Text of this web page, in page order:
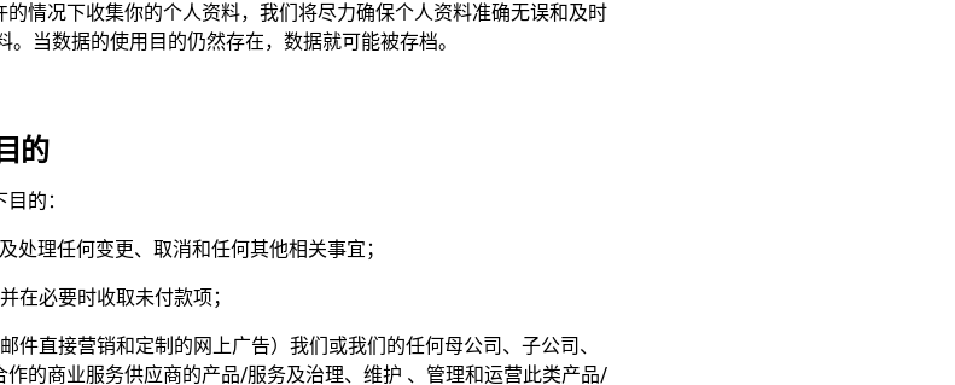
情况下收集你的个人资料，我们将尽力确保个人资料准确无误和及时
当数据的使用目的仍然存在，数据就可能被存档。
的
的：
处理任何变更、取消和任何其他相关事宜；
在必要时收取未付款项；
件直接营销和定制的网上广告）我们或我们的任何母公司、子公司、
的商业服务供应商的产品/服务及治理、维护 、管理和运营此类产品/